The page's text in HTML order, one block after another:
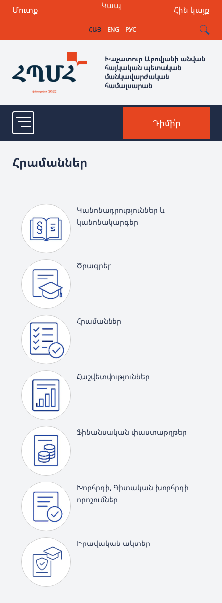
Մուտք Հին կայք
Կապ
ՀԱՅ ENG РУС
Խաչատուր Աբովյանի անվան
հայկական պետական
մանկավարժական
համալսարան
Դիմի՛ր
Հրամաններ
Կանոնադրություններ և
կանոնակարգեր
Ծրագրեր
Հրամաններ
Հաշվետվություններ
Ֆինանսական փաստաթղթեր
Խորհրդի, Գիտական խորհրդի
որոշումներ
Իրավական ակտեր